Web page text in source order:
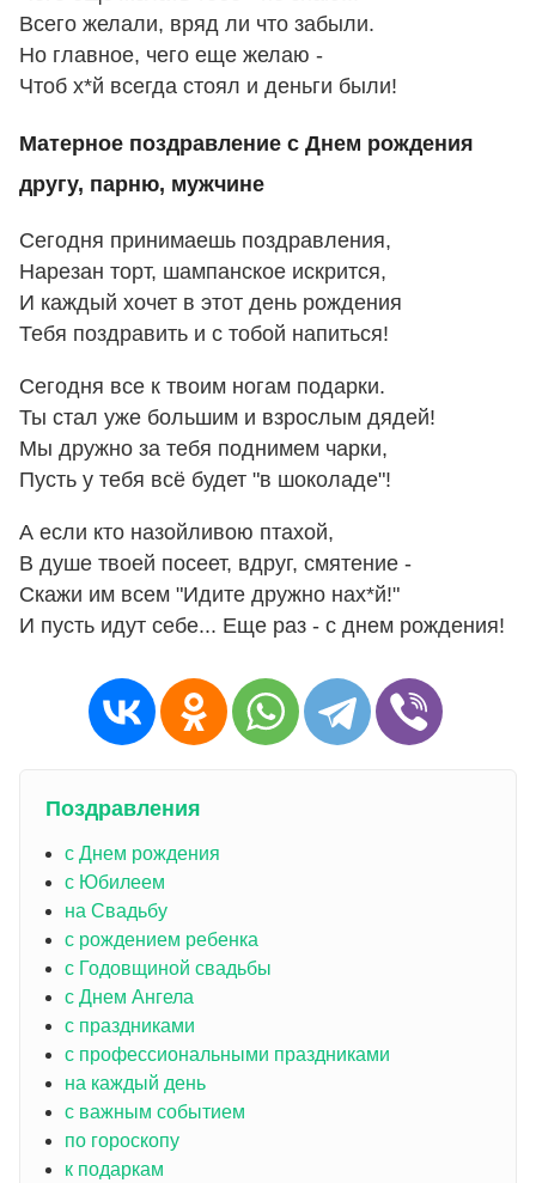
Всего желали, вряд ли что забыли.
Но главное, чего еще желаю -
Чтоб х*й всегда стоял и деньги были!
Матерное поздравление с Днем рождения
другу, парню, мужчине
Сегодня принимаешь поздравления,
Нарезан торт, шампанское искрится,
И каждый хочет в этот день рождения
Тебя поздравить и с тобой напиться!
Сегодня все к твоим ногам подарки.
Ты стал уже большим и взрослым дядей!
Мы дружно за тебя поднимем чарки,
Пусть у тебя всё будет "в шоколаде"!
А если кто назойливою птахой,
В душе твоей посеет, вдруг, смятение -
Скажи им всем "Идите дружно нах*й!"
И пусть идут себе... Еще раз - с днем рождения!
Поздравления
с Днем рождения
с Юбилеем
на Свадьбу
с рождением ребенка
с Годовщиной свадьбы
с Днем Ангела
с праздниками
с профессиональными праздниками
на каждый день
с важным событием
по гороскопу
к подаркам